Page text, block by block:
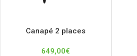
Canapé 2 places
649,00€